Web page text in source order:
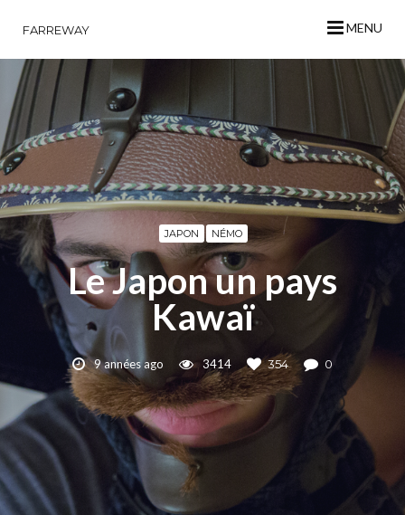
FARREWAY MENU
JAPON NÉMO
Le Japon un pays
Kawaï
9 années ago 3414 354 0